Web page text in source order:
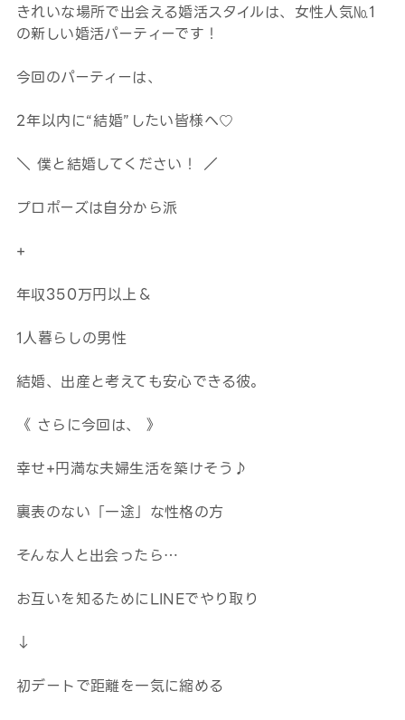
きれいな場所で出会える婚活スタイルは、女性人気№1
の新しい婚活パーティーです！
今回のパーティーは、
2年以内に“結婚”したい皆様へ♡
＼ 僕と結婚してください！ ／
プロポーズは自分から派
+
年収350万円以上＆
1人暮らしの男性
結婚、出産と考えても安心できる彼。
《 さらに今回は、 》
幸せ+円満な夫婦生活を築けそう♪
裏表のない「一途」な性格の方
そんな人と出会ったら…
お互いを知るためにLINEでやり取り
↓
初デートで距離を一気に縮める